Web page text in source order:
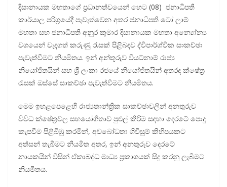
දිසානායක මහතාගේ ප්‍රධානත්වයෙන් හෙට (08) ජනාධිපති
කාර්යාල පරිශ්‍රයේදී පැවැත්වෙන අතර ජනාධිපති ටෝ ලාම්
මහතා සහ ජනාධිපති අනුර කුමාර දිසානායක මහතා අන්‍යෝන්‍ය
වශයෙන් වැදගත් කරුණු රැසක් පිළිබඳව ද්විපාර්ශ්වික සාකච්ඡා
පැවැත්වීමට නියමිතය. ඉන් අන්තුරුව වියට්නාම් රාජ්‍ය
නියෝජිතයින් සහ ශ්‍රී ලංකා රජයේ නියෝජිතයින් අතරද ක්ෂේත්‍ර
රැසක් ඔස්සේ සාකච්ඡා පැවැත්වීමට නියමිතය.
මෙම ඉහළපෙළෙහි රාජ්‍යතාන්ත්‍රික සාකච්ඡාවලින් අනතුරුව
විවිධ ක්ෂේත්‍රවල සහයෝගීතාව පුළුල් කිරීම සඳහා දෙරටේ පොදු
කැපවීම පිළිබිඹු කරමින්, අවබෝධතා ගිවිසුම් කිහිපයකට
අත්සන් තැබීමට නියමිත අතර, ඉන් අනතුරුව දෙරටේ
නායකයින් විසින් ඒකාබද්ධ මාධ්‍ය ප්‍රකාශයක් සිදු කරනු ලැබීමට
නියමිතය.